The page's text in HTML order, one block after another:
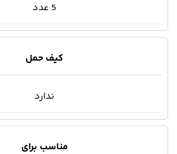
5 عدد
کیف حمل
ندارد
مناسب برای